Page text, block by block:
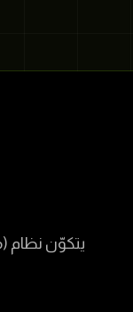
يتكوّن نظام